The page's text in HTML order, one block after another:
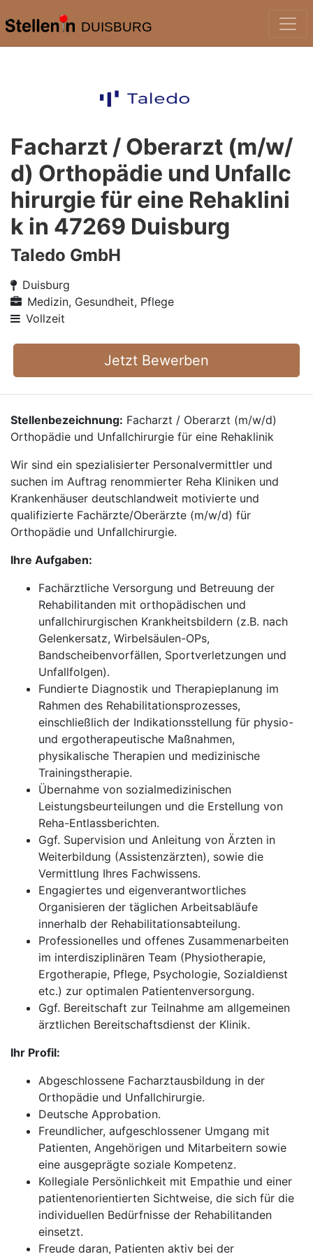
DUISBURG
Facharzt / Oberarzt (m/w/
d) Orthopädie und Unfallc
hirurgie für eine Rehaklini
k in 47269 Duisburg
Taledo GmbH
Duisburg
Medizin, Gesundheit, Pflege
Vollzeit
Jetzt Bewerben
Stellenbezeichnung: Facharzt / Oberarzt (m/w/d)
Orthopädie und Unfallchirurgie für eine Rehaklinik
Wir sind ein spezialisierter Personalvermittler und
suchen im Auftrag renommierter Reha Kliniken und
Krankenhäuser deutschlandweit motivierte und
qualifizierte Fachärzte/Oberärzte (m/w/d) für
Orthopädie und Unfallchirurgie.
Ihre Aufgaben:
Fachärztliche Versorgung und Betreuung der
Rehabilitanden mit orthopädischen und
unfallchirurgischen Krankheitsbildern (z.B. nach
Gelenkersatz, Wirbelsäulen-OPs,
Bandscheibenvorfällen, Sportverletzungen und
Unfallfolgen).
Fundierte Diagnostik und Therapieplanung im
Rahmen des Rehabilitationsprozesses,
einschließlich der Indikationsstellung für physio-
und ergotherapeutische Maßnahmen,
physikalische Therapien und medizinische
Trainingstherapie.
Übernahme von sozialmedizinischen
Leistungsbeurteilungen und die Erstellung von
Reha-Entlassberichten.
Ggf. Supervision und Anleitung von Ärzten in
Weiterbildung (Assistenzärzten), sowie die
Vermittlung Ihres Fachwissens.
Engagiertes und eigenverantwortliches
Organisieren der täglichen Arbeitsabläufe
innerhalb der Rehabilitationsabteilung.
Professionelles und offenes Zusammenarbeiten
im interdisziplinären Team (Physiotherapie,
Ergotherapie, Pflege, Psychologie, Sozialdienst
etc.) zur optimalen Patientenversorgung.
Ggf. Bereitschaft zur Teilnahme am allgemeinen
ärztlichen Bereitschaftsdienst der Klinik.
Ihr Profil:
Abgeschlossene Facharztausbildung in der
Orthopädie und Unfallchirurgie.
Deutsche Approbation.
Freundlicher, aufgeschlossener Umgang mit
Patienten, Angehörigen und Mitarbeitern sowie
eine ausgeprägte soziale Kompetenz.
Kollegiale Persönlichkeit mit Empathie und einer
patientenorientierten Sichtweise, die sich für die
individuellen Bedürfnisse der Rehabilitanden
einsetzt.
Freude daran, Patienten aktiv bei der